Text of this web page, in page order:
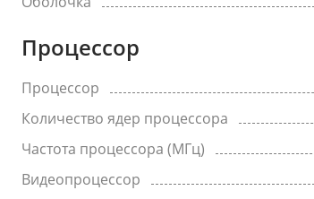
Процессор
Процессор
Количество ядер процессора
Частота процессора (МГц)
Видеопроцессор